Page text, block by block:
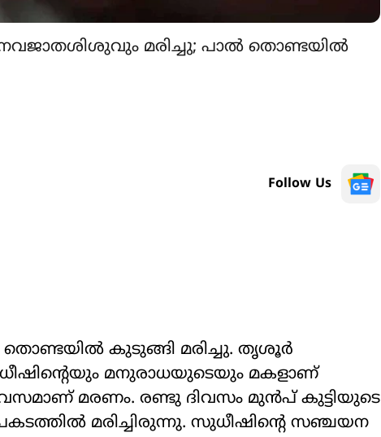
നവജാതശിശുവും മരിച്ചു; പാൽ തൊണ്ടയിൽ
Follow Us
കുടുങ്ങി മരിച്ചു. തൃ‌ശൂർ
മനുരാധയുടെയും മകളാണ്
ദിവസമാണ് മരണം. രണ്ടു ദിവസം മുൻപ് കുട്ടിയുടെ
മരിച്ചിരുന്നു. സുധീഷിന്‍റെ സഞ്ചയന